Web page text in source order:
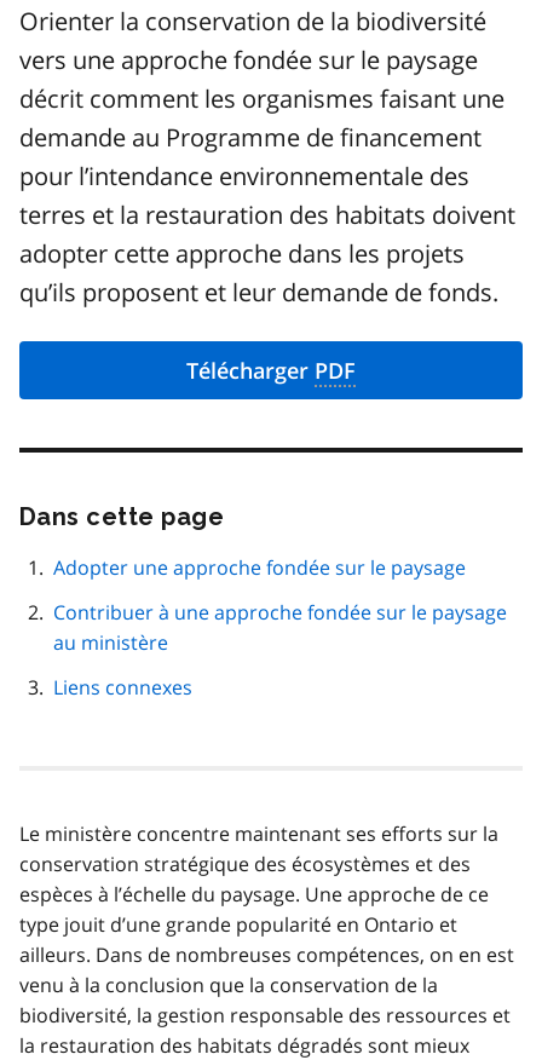
Orienter la conservation de la biodiversité
vers une approche fondée sur le paysage
décrit comment les organismes faisant une
demande au Programme de financement
pour l’intendance environnementale des
terres et la restauration des habitats doivent
adopter cette approche dans les projets
qu’ils proposent et leur demande de fonds.
Télécharger PDF
Dans cette page
navigation
page
Adopter une approche fondée sur le paysage
Contribuer à une approche fondée sur le paysage
au ministère
Liens connexes
Le ministère concentre maintenant ses efforts sur la
conservation stratégique des écosystèmes et des
espèces à l’échelle du paysage. Une approche de ce
type jouit d’une grande popularité en Ontario et
ailleurs. Dans de nombreuses compétences, on en est
venu à la conclusion que la conservation de la
biodiversité, la gestion responsable des ressources et
la restauration des habitats dégradés sont mieux